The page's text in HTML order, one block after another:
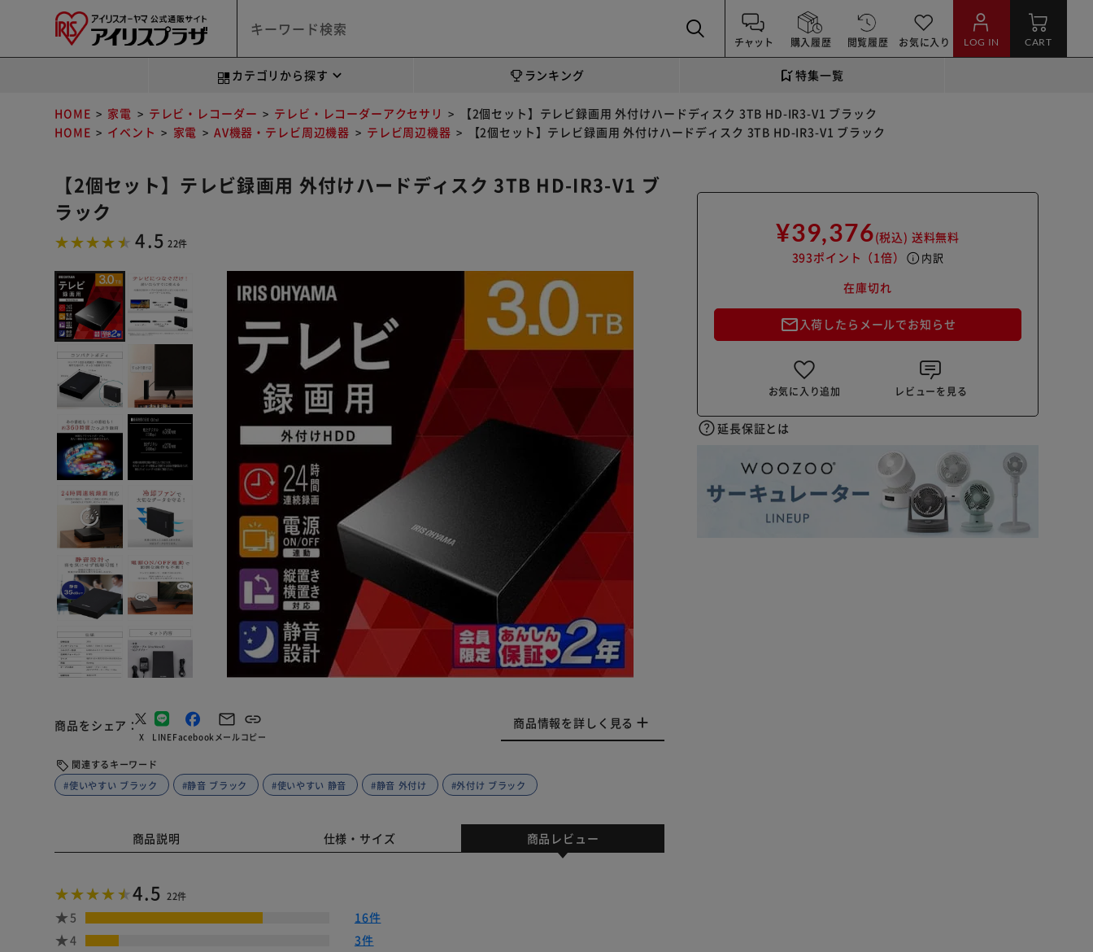
チャット 購入履歴 閲覧履歴 お気に入り LOG IN CART
カテゴリから探す ランキング 特集一覧
HOME 家電 テレビ・レコーダー テレビ・レコーダーアクセサリ
【2個セット】テレビ録画用 外付けハードディスク 3TB HD-IR3-V1 ブラック
HOME
イベント 家電 AV機器・テレビ周辺機器 テレビ周辺機器 【2個セット】テレビ録画用 外付けハードディスク 3TB HD-IR3-V1 ブラック
【2個セット】テレビ録画用 外付けハードディスク 3TB HD-IR3-V1 ブ
ラック
4.5 22件
商品をシェア
X LINEFacebook メールコピー
商品情報を詳しく見る
関連するキーワード
#使いやすい ブラック
#静音 ブラック #使いやすい 静音 #静音 外付け #外付け ブラック
¥39,376(税込) 送料無料
393ポイント （1倍） info 内訳
在庫切れ
mail_outline 入荷したらメールでお知らせ
お気に入り追加 レビューを見る
延長保証とは
商品説明 仕様・サイズ 商品レビュー
4.5 22件
5
16件
4
3件